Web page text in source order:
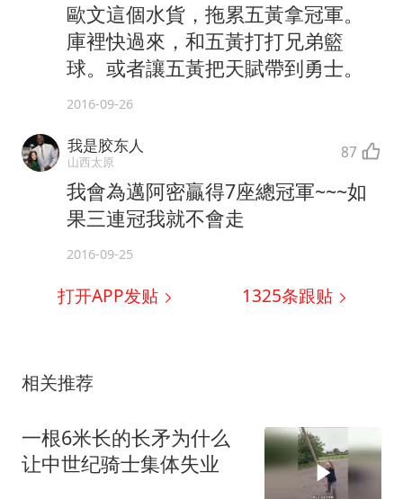
歐文這個水貨，拖累五黃拿冠軍。
庫裡快過來，和五黃打打兄弟籃
球。或者讓五黃把天賦帶到勇士。
2016-09-26
我是胶东人
山西太原 87
我會為邁阿密贏得7座總冠軍~~~如
果三連冠我就不會走
2016-09-25
打开APP发贴 1325条跟贴
相关推荐
一根6米长的长矛为什么
让中世纪骑士集体失业